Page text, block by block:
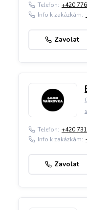
Telefon: +420
Info k zakázkám:
Zavolat
Telefon: +420
Info k zakázkám:
Zavolat